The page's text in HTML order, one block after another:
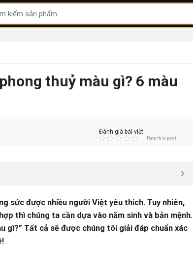
thuỷ màu gì? 6 màu
Đánh giá bài viết
Rate this post
sức được nhiều người Việt yêu thich. Tuy nhiên,
thì chúng ta cần dựa vào năm sinh và bản mệnh.
gì?” Tất cả sẽ được chúng tôi giải đáp chuẩn xác